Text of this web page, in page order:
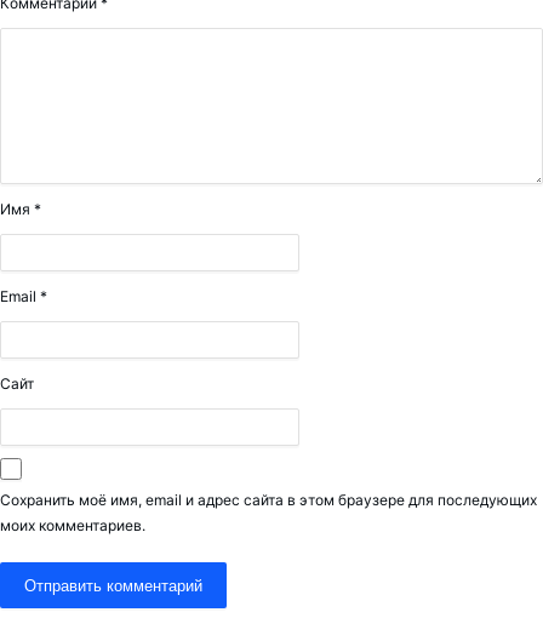
Имя *
Email *
Сайт
Сохранить моё имя, email и адрес сайта в этом браузере для последующих
моих комментариев.